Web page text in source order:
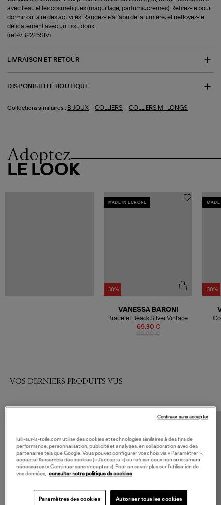
avec l’eau et les cosmétiques (maquillage, parfums, crèmes). Retirez-le pour
dormir ou faire des activités. Rangez-le à l'abri de la lumière, et nettoyez-le
délicatement avec un tissu doux.
(ref-VB2225SIV)
LIVRAISON ET RETOUR
DISPONIBILITÉ BOUTIQUE
Collections similaires : BIJOUX -COLLIERS -COLLIERS MI-LONGS
Adoptez
LE LOOK
MADE IN EUROPE
-30%
69,30 €
VANESSA BARONI
Bracelet Beads Silver Vintage
MADE
-30%
VOS DERNIERS PRODUITS VUS
lulli-sur-la-toile.com utilise des cookies et technologies similaires à des fins de
performance, personnalisation, publicité et analyses, en collaboration avec des
partenaires tels que Google. Vous pouvez configurer vos choix via « Paramétrer »,
accepter l’ensemble des cookies (« J’accepte ») ou refuser ceux non strictement
nécessaires (« Continuer sans accepter »). Pour en savoir plus sur l’utilisation de
vos données,
consulter notre politique de cookies
Paramètres des cookies Autoriser tous les cookies
Continuer sans accepter